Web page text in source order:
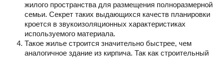
жилого пространства для размещения полноразмерной
семьи. Секрет таких выдающихся качеств планировки
кроется в звукоизоляционных характеристиках
используемого материала.
Такое жилье строится значительно быстрее, чем
аналогичное здание из кирпича. Так как строительный